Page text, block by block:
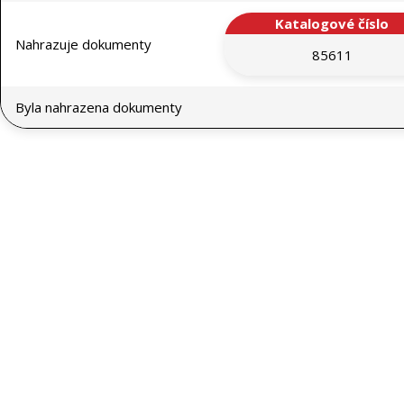
Nahrazuje dokumenty
Katalogové číslo
85611
Byla nahrazena dokumenty